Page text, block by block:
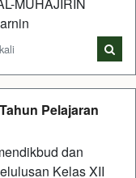
Pelajaran
dan
Kelas XII